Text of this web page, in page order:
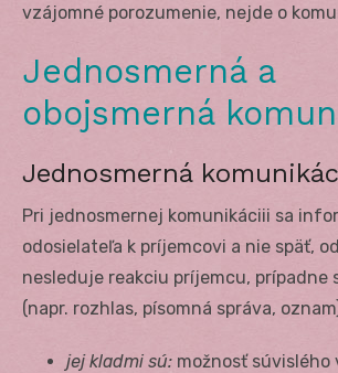
vzájomné porozumenie, nejde o
Jednosmerná a
obojsmerná
Jednosmerná
Pri jednosmernej komunikáciii sa
odosielateľa k príjemcovi a nie späť,
nesleduje reakciu príjemcu, prípadne
(napr. rozhlas, písomná správa,
jej kladmi sú: možnosť súvislého